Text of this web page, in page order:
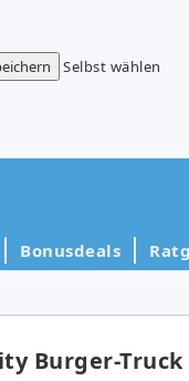
Selbst wählen
Bonusdeals
Burger-